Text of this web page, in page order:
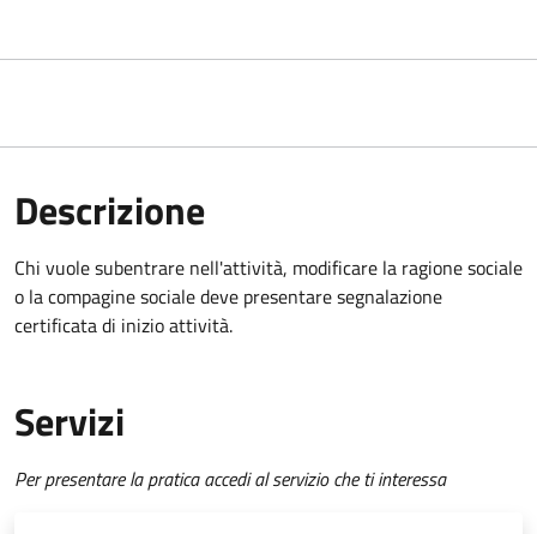
Descrizione
Chi vuole subentrare nell'attività, modificare la ragione sociale
o la compagine sociale deve presentare segnalazione
certificata di inizio attività.
Servizi
Per presentare la pratica accedi al servizio che ti interessa